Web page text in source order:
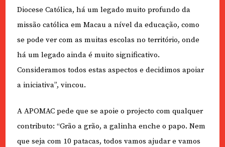
Diocese Católica, há um legado muito profundo da
missão católica em Macau a nível da educação, como
se pode ver com as muitas escolas no território, onde
há um legado ainda é muito significativo.
Consideramos todos estas aspectos e decidimos apoiar
a iniciativa”, vincou.
A APOMAC pede que se apoie o projecto com qualquer
contributo: “Grão a grão, a galinha enche o papo. Nem
que seja com 10 patacas, todos vamos ajudar e vamos